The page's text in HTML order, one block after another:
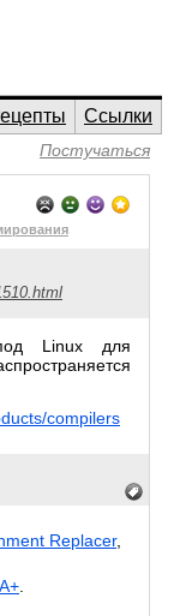
Ссылки
Постучаться
Linux для
compilers
Replacer,
A+